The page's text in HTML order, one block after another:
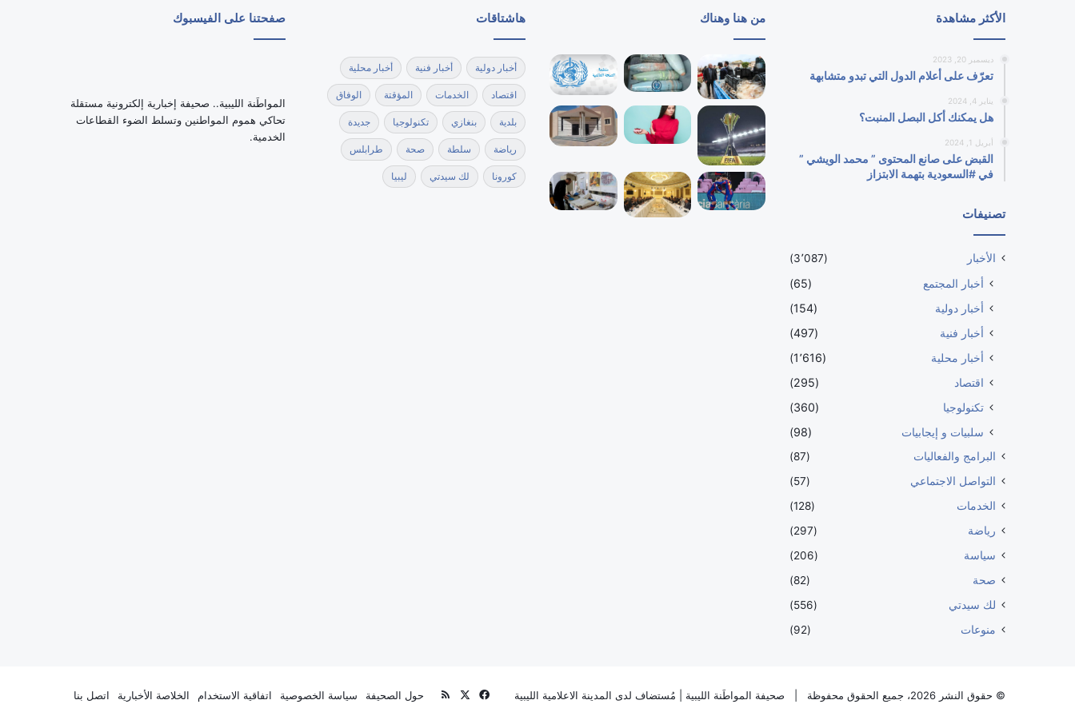
الأكثر مشاهدة
ديسمبر 20, 2023
تعرّف على أعلام الدول التي تبدو متشابهة
يناير 4, 2024
هل يمكنك أكل البصل المنبت؟
أبريل 1, 2024
القبض على صانع المحتوى ” محمد الويشي ”
في #السعودية بتهمة الابتزاز
تصنيفات
الأخبار (3٬087)
أخبار المجتمع
(65)
أخبار دولية
(154)
أخبار فنية
(497)
أخبار محلية
(1٬616)
اقتصاد
(295)
تكنولوجيا
(360)
سلبيات و إيجابيات
(98)
البرامج والفعاليات
(87)
التواصل الاجتماعي
(57)
الخدمات
(128)
رياضة
(297)
سياسة
(206)
صحة
(82)
لك سيدتي
(556)
منوعات
(92)
من هنا وهناك هاشتاقات
أخبار دولية أخبار فنية أخبار محلية
اقتصاد الخدمات المؤقتة الوفاق
بلدية بنغازي تكنولوجيا جديدة
رياضة سلطة صحة طرابلس
كورونا لك سيدتي ليبيا
صفحتنا على الفيسبوك
‏المواطَنة الليبية.. صحيفة إخبارية إلكترونية مستقلة
تحاكي هموم المواطنين وتسلط الضوء القطاعات
الخدمية.
© حقوق النشر 2026، جميع الحقوق محفوظة | صحيفة المواطَنة الليبية | مُستضاف لدى المدينة الاعلامية الليبية حول الصحيفة سياسة الخصوصية اتفاقية الاستخدام الخلاصة الأخبارية اتصل بنا فيسبوكملخص